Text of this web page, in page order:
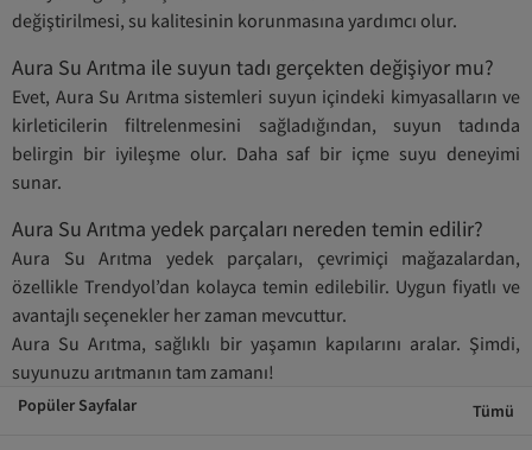
değiştirilmesi, su kalitesinin korunmasına yardımcı olur.
Aura Su Arıtma ile suyun tadı gerçekten değişiyor mu?
Evet, Aura Su Arıtma sistemleri suyun içindeki kimyasalların ve
kirleticilerin filtrelenmesini sağladığından, suyun tadında
belirgin bir iyileşme olur. Daha saf bir içme suyu deneyimi
sunar.
Aura Su Arıtma yedek parçaları nereden temin edilir?
Aura Su Arıtma yedek parçaları, çevrimiçi mağazalardan,
özellikle Trendyol’dan kolayca temin edilebilir. Uygun fiyatlı ve
avantajlı seçenekler her zaman mevcuttur.
Aura Su Arıtma, sağlıklı bir yaşamın kapılarını aralar. Şimdi,
suyunuzu arıtmanın tam zamanı!
Popüler Sayfalar Tümü